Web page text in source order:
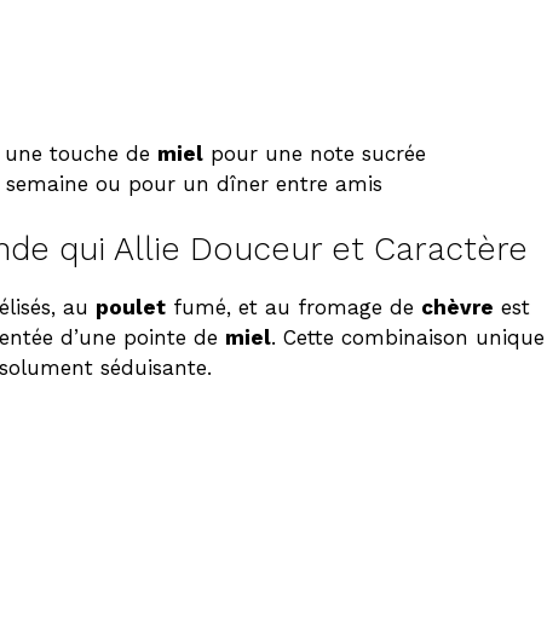
touche de miel pour une note sucrée
ou pour un dîner entre amis
qui Allie Douceur et Caractère
au poulet fumé, et au fromage de chèvre est
d’une pointe de miel. Cette combinaison unique
séduisante.